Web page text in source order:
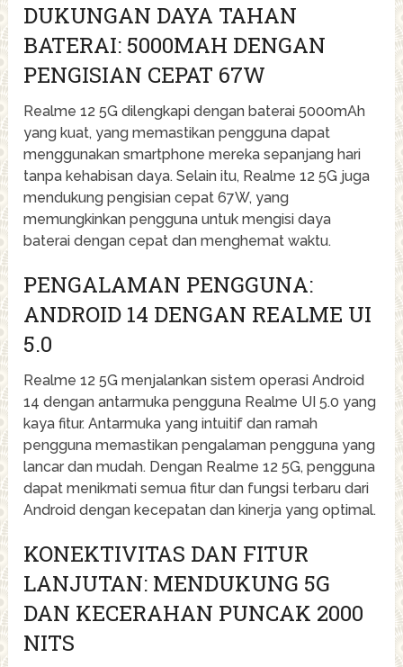
DUKUNGAN DAYA TAHAN
BATERAI: 5000MAH DENGAN
PENGISIAN CEPAT 67W
Realme 12 5G dilengkapi dengan baterai 5000mAh
yang kuat, yang memastikan pengguna dapat
menggunakan smartphone mereka sepanjang hari
tanpa kehabisan daya. Selain itu, Realme 12 5G juga
mendukung pengisian cepat 67W, yang
memungkinkan pengguna untuk mengisi daya
baterai dengan cepat dan menghemat waktu.
PENGALAMAN PENGGUNA:
ANDROID 14 DENGAN REALME UI
5.0
Realme 12 5G menjalankan sistem operasi Android
14 dengan antarmuka pengguna Realme UI 5.0 yang
kaya fitur. Antarmuka yang intuitif dan ramah
pengguna memastikan pengalaman pengguna yang
lancar dan mudah. Dengan Realme 12 5G, pengguna
dapat menikmati semua fitur dan fungsi terbaru dari
Android dengan kecepatan dan kinerja yang optimal.
KONEKTIVITAS DAN FITUR
LANJUTAN: MENDUKUNG 5G
DAN KECERAHAN PUNCAK 2000
NITS